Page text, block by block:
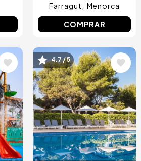
Farragut Menorca
COMPRAR
Image
4.7 / 5